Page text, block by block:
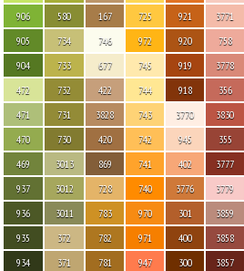
906
905
904
472
471
470
469
937
936
935
934
580
734
733
732
731
730
3013
3012
3011
372
371
167
746
677
422
3828
420
869
728
783
782
781
725
972
745
744
743
742
741
740
970
971
947
921
920
919
918
3770
945
402
3776
301
400
300
3771
758
3778
356
3830
355
3777
3779
3859
3858
3857